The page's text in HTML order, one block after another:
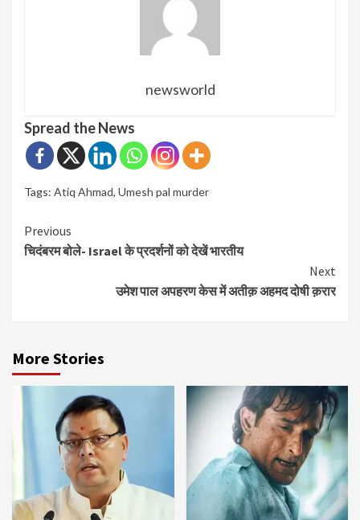
newsworld
Spread the News
Tags: Atiq Ahmad, Umesh pal murder
Continue
Reading
Previous
चिदंबरम बोले- Israel के प्रदर्शनों को देखें भारतीय
Next
उमेश पाल अपहरण केस में अतीक़ अहमद दोषी क़रार
More Stories